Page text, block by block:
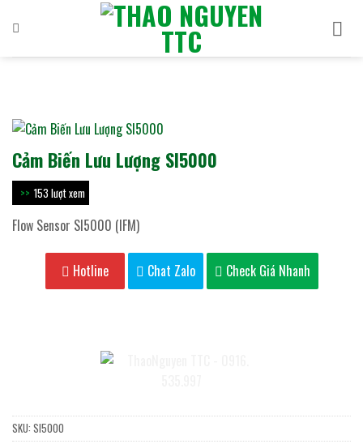
qua
Cảm Biến Lưu Lượng SI5000
153 lượt xem
Flow Sensor SI5000 (IFM)
Hotline Chat Zalo Check Giá Nhanh
SKU: SI5000